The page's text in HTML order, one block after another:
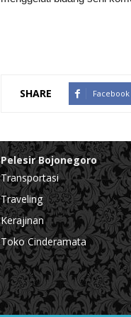
SHARE Facebook
Pelesir Bojonegoro
Transportasi
Traveling
Kerajinan
Toko Cinderamata